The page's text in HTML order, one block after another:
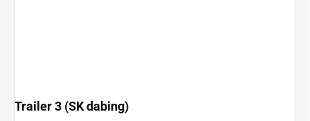
Trailer 3 (SK dabing)